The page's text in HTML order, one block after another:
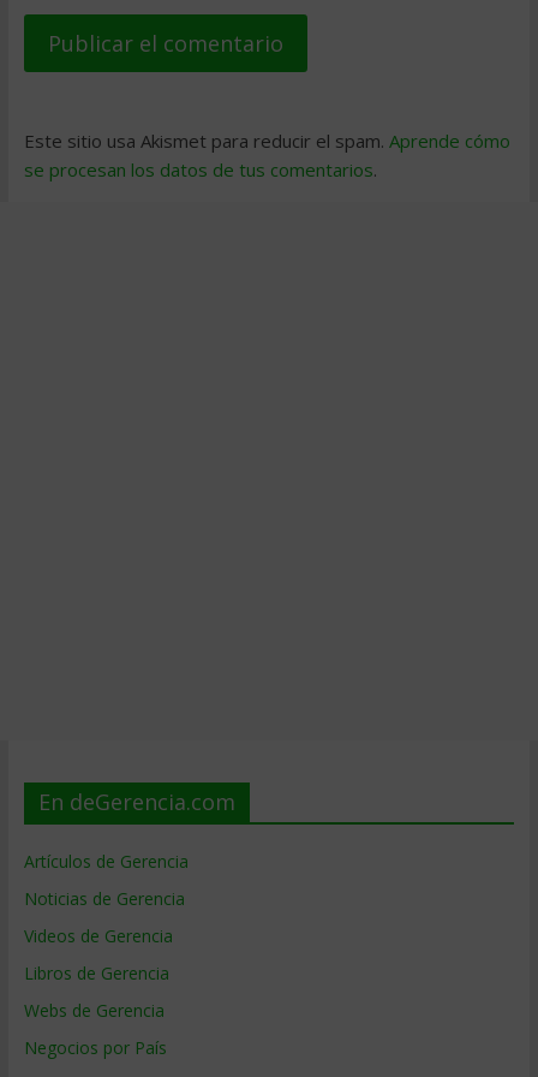
Este sitio usa Akismet para reducir el spam. Aprende cómo
se procesan los datos de tus comentarios.
En deGerencia.com
Artículos de Gerencia
Noticias de Gerencia
Videos de Gerencia
Libros de Gerencia
Webs de Gerencia
Negocios por País